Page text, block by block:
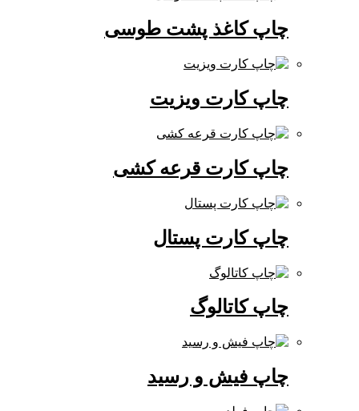
چاپ کاغذ پشت طوسی
چاپ کارت ویزیت
چاپ کارت قرعه کشی
چاپ کارت پستال
چاپ کاتالوگ
چاپ فیش و رسید